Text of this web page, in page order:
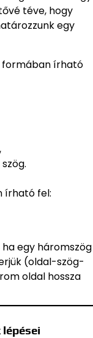
téve, hogy
egy
formában írható
írható fel:
egy háromszög
(oldal-szög-
oldal hossza